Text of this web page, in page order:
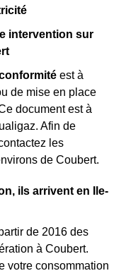
intervention sur
est à
de mise en place
document est à
Afin de
les
de Coubert.
ils arrivent en Ile-
de 2016 des
à Coubert.
votre consommation